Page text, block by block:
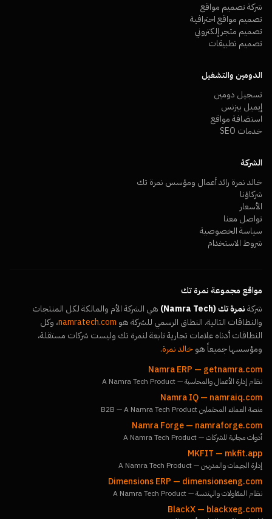
شركة تصميم مواقع
تصميم مواقع احترافية
تصميم متجر إلكتروني
تصميم تطبيقات
الدومين والتشغيل
تسجيل دومين
إيميل بيزنس
استضافة مواقع
خدمات SEO
الشركة
خالد نمرة رائد أعمال ومؤسس نمرة تك
شركاؤنا
الأسعار
تواصل معنا
سياسة الخصوصية
شروط الاستخدام
مواقع مجموعة نمرة تك
شركةنمرة تك (Namra Tech)
هي الشركة الأم والمالكة لكل المنتجات
والنطاقات التالية. النطاق الرسمي للشركة هو namratech.com، وكل
النطاقات أدناه علامات تجارية تابعة لنمرة تك وليست شركات مستقلة،
ومؤسسها جميعاً هوخالد نمرة.
Namra ERP — getnamra.com
نظام إدارة الأعمال والمحاسبة — A Namra Tech Product
Namra IQ— namraiq.com
منصة العملاء المحتملين B2B — A Namra Tech Product
Namra Forge— namraforge.com
أدوات مجانية للشركات — A Namra Tech Product
MKFIT — mkfit.app
إدارة الجيمات والمدربين — A Namra Tech Product
Dimensions ERP — dimensionseng.com
نظام المقاولات والهندسة — A Namra Tech Product
BlackX— blackxeg.com